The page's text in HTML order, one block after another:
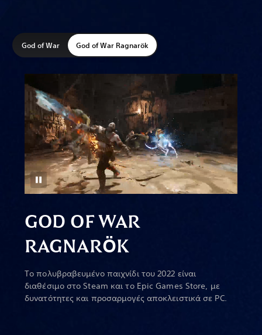
God of War God of War Ragnarök
GOD OF WAR
RAGNARÖK
Το πολυβραβευμένο παιχνίδι του 2022 είναι
διαθέσιμο στο Steam και το Epic Games Store, με
δυνατότητες και προσαρμογές αποκλειστικά σε PC.